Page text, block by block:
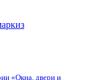
«Окна, двери и